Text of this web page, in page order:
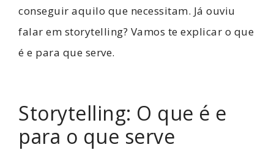
conseguir aquilo que necessitam. Já ouviu
falar em storytelling? Vamos te explicar o que
é e para que serve.
Storytelling: O que é e
para o que serve